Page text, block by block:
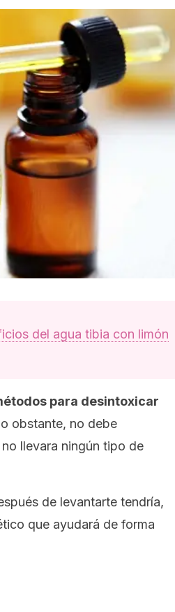
del agua tibia con limón
para desintoxicar
obstante, no debe
llevara ningún tipo de
de levantarte tendría,
que ayudará de forma